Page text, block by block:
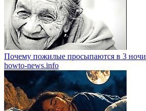
Почему пожилые просыпаются в 3
howto-news.info